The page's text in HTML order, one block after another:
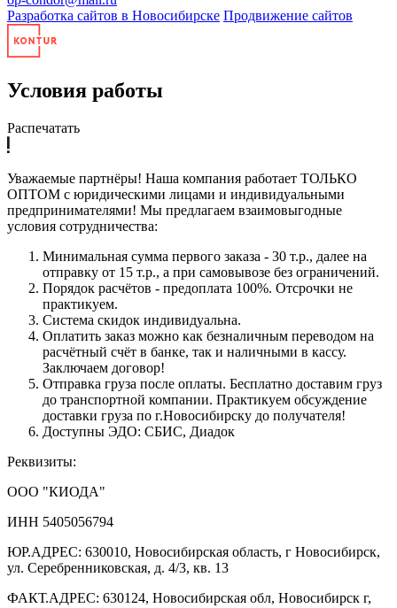
Разработка сайтов в Новосибирске Продвижение сайтов
Условия работы
Распечатать
Уважаемые партнёры! Наша компания работает ТОЛЬКО
ОПТОМ с юридическими лицами и индивидуальными
предпринимателями! Мы предлагаем взаимовыгодные
условия сотрудничества:
Минимальная сумма первого заказа - 30 т.р., далее на
отправку от 15 т.р., а при самовывозе без ограничений.
Порядок расчётов - предоплата 100%. Отсрочки не
практикуем.
Система скидок индивидуальна.
Оплатить заказ можно как безналичным переводом на
расчётный счёт в банке, так и наличными в кассу.
Заключаем договор!
Отправка груза после оплаты. Бесплатно доставим груз
до транспортной компании. Практикуем обсуждение
доставки груза по г.Новосибирску до получателя!
Доступны ЭДО: СБИС, Диадок
Реквизиты:
ООО "КИОДА"
ИНН 5405056794
ЮР.АДРЕС: 630010, Новосибирская область, г Новосибирск,
ул. Серебренниковская, д. 4/3, кв. 13
ФАКТ.АДРЕС: 630124, Новосибирская обл, Новосибирск г,